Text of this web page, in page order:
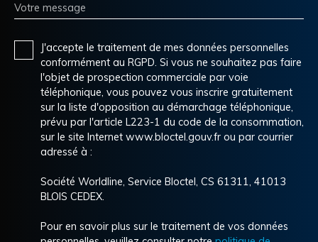
Votre message
J'accepte le traitement de mes données personnelles
conformément au RGPD. Si vous ne souhaitez pas faire
l'objet de prospection commerciale par voie
téléphonique, vous pouvez vous inscrire gratuitement
sur la liste d'opposition au démarchage téléphonique,
prévu par l'article L223-1 du code de la consommation,
sur le site Internet www.bloctel.gouv.fr ou par courrier
adressé à :
Société Worldline, Service Bloctel, CS 61311, 41013
BLOIS CEDEX.
Pour en savoir plus sur le traitement de vos données